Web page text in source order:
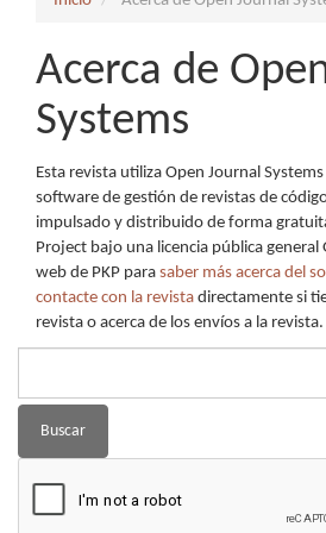
Acerca de
Systems
Esta revista utiliza Open Journal
software de gestión de revistas de
impulsado y distribuido de forma
Project bajo una licencia pública general
web de PKP para saber más acerca del
contacte con la revista directamente si
revista o acerca de los envíos a la revista.
Buscar